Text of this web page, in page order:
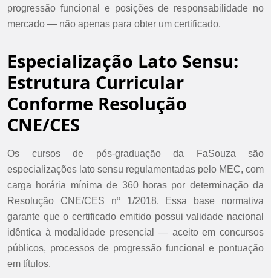
progressão funcional e posições de responsabilidade no
mercado — não apenas para obter um certificado.
Especialização Lato Sensu:
Estrutura Curricular
Conforme Resolução
CNE/CES
Os cursos de pós-graduação da FaSouza são
especializações lato sensu regulamentadas pelo MEC, com
carga horária mínima de 360 horas por determinação da
Resolução CNE/CES nº 1/2018. Essa base normativa
garante que o certificado emitido possui validade nacional
idêntica à modalidade presencial — aceito em concursos
públicos, processos de progressão funcional e pontuação
em títulos.